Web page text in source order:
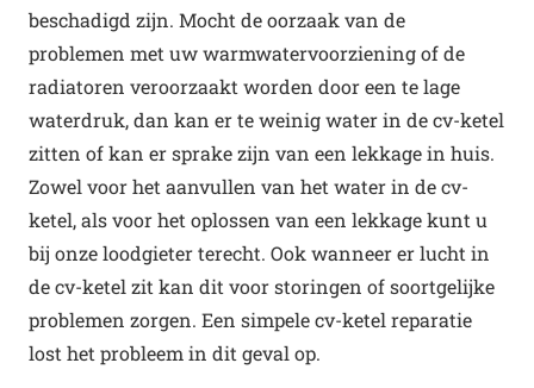
beschadigd zijn. Mocht de oorzaak van de
problemen met uw warmwatervoorziening of de
radiatoren veroorzaakt worden door een te lage
waterdruk, dan kan er te weinig water in de cv-ketel
zitten of kan er sprake zijn van een lekkage in huis.
Zowel voor het aanvullen van het water in de cv-
ketel, als voor het oplossen van een lekkage kunt u
bij onze loodgieter terecht. Ook wanneer er lucht in
de cv-ketel zit kan dit voor storingen of soortgelijke
problemen zorgen. Een simpele cv-ketel reparatie
lost het probleem in dit geval op.